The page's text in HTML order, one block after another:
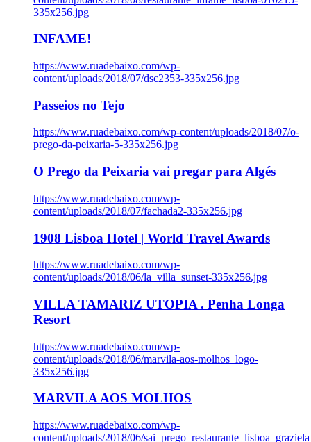
335x256.jpg
INFAME!
https://www.ruadebaixo.com/wp-
content/uploads/2018/07/dsc2353-335x256.jpg
Passeios no Tejo
https://www.ruadebaixo.com/wp-content/uploads/2018/07/o-
prego-da-peixaria-5-335x256.jpg
O Prego da Peixaria vai pregar para Algés
https://www.ruadebaixo.com/wp-
content/uploads/2018/07/fachada2-335x256.jpg
1908 Lisboa Hotel | World Travel Awards
https://www.ruadebaixo.com/wp-
content/uploads/2018/06/la_villa_sunset-335x256.jpg
VILLA TAMARIZ UTOPIA . Penha Longa
Resort
https://www.ruadebaixo.com/wp-
content/uploads/2018/06/marvila-aos-molhos_logo-
335x256.jpg
MARVILA AOS MOLHOS
https://www.ruadebaixo.com/wp-
content/uploads/2018/06/